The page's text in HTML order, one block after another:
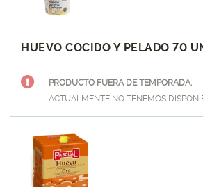
HUEVO COCIDO Y PELADO 70
PRODUCTO FUERA DE TEMPORADA.
ACTUALMENTE NO TENEMOS